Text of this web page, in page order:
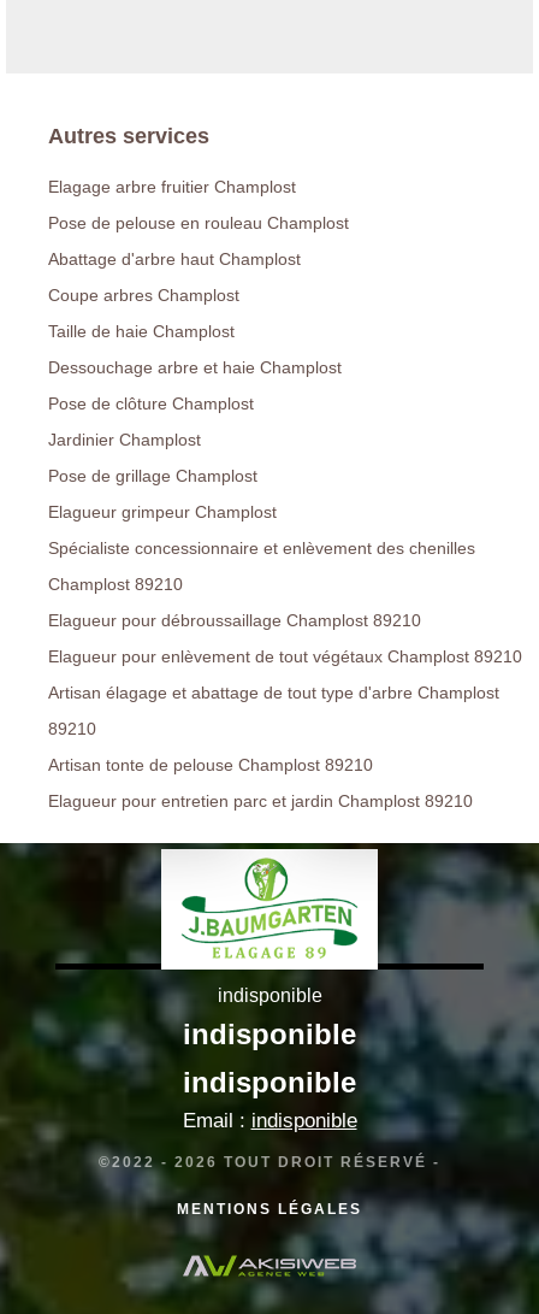
Autres services
Elagage arbre fruitier Champlost
Pose de pelouse en rouleau Champlost
Abattage d'arbre haut Champlost
Coupe arbres Champlost
Taille de haie Champlost
Dessouchage arbre et haie Champlost
Pose de clôture Champlost
Jardinier Champlost
Pose de grillage Champlost
Elagueur grimpeur Champlost
Spécialiste concessionnaire et enlèvement des chenilles
Champlost 89210
Elagueur pour débroussaillage Champlost 89210
Elagueur pour enlèvement de tout végétaux Champlost 89210
Artisan élagage et abattage de tout type d'arbre Champlost
89210
Artisan tonte de pelouse Champlost 89210
Elagueur pour entretien parc et jardin Champlost 89210
indisponible
indisponible
indisponible
Email : indisponible
©2022 - 2026 TOUT DROIT RÉSERVÉ -
MENTIONS LÉGALES